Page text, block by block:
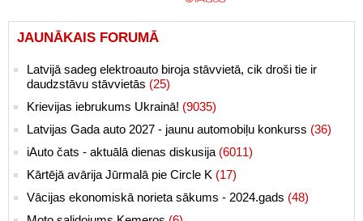
JAUNĀKAIS FORUMĀ
Latvijā sadeg elektroauto biroja stāvvietā, cik droši tie ir
daudzstāvu stāvvietās (25)
Krievijas iebrukums Ukrainā! (9035)
Latvijas Gada auto 2027 - jaunu automobiļu konkurss (36)
iAuto čats - aktuālā dienas diskusija (6011)
Kārtējā avārija Jūrmalā pie Circle K (17)
Vācijas ekonomiskā norieta sākums - 2024.gads (48)